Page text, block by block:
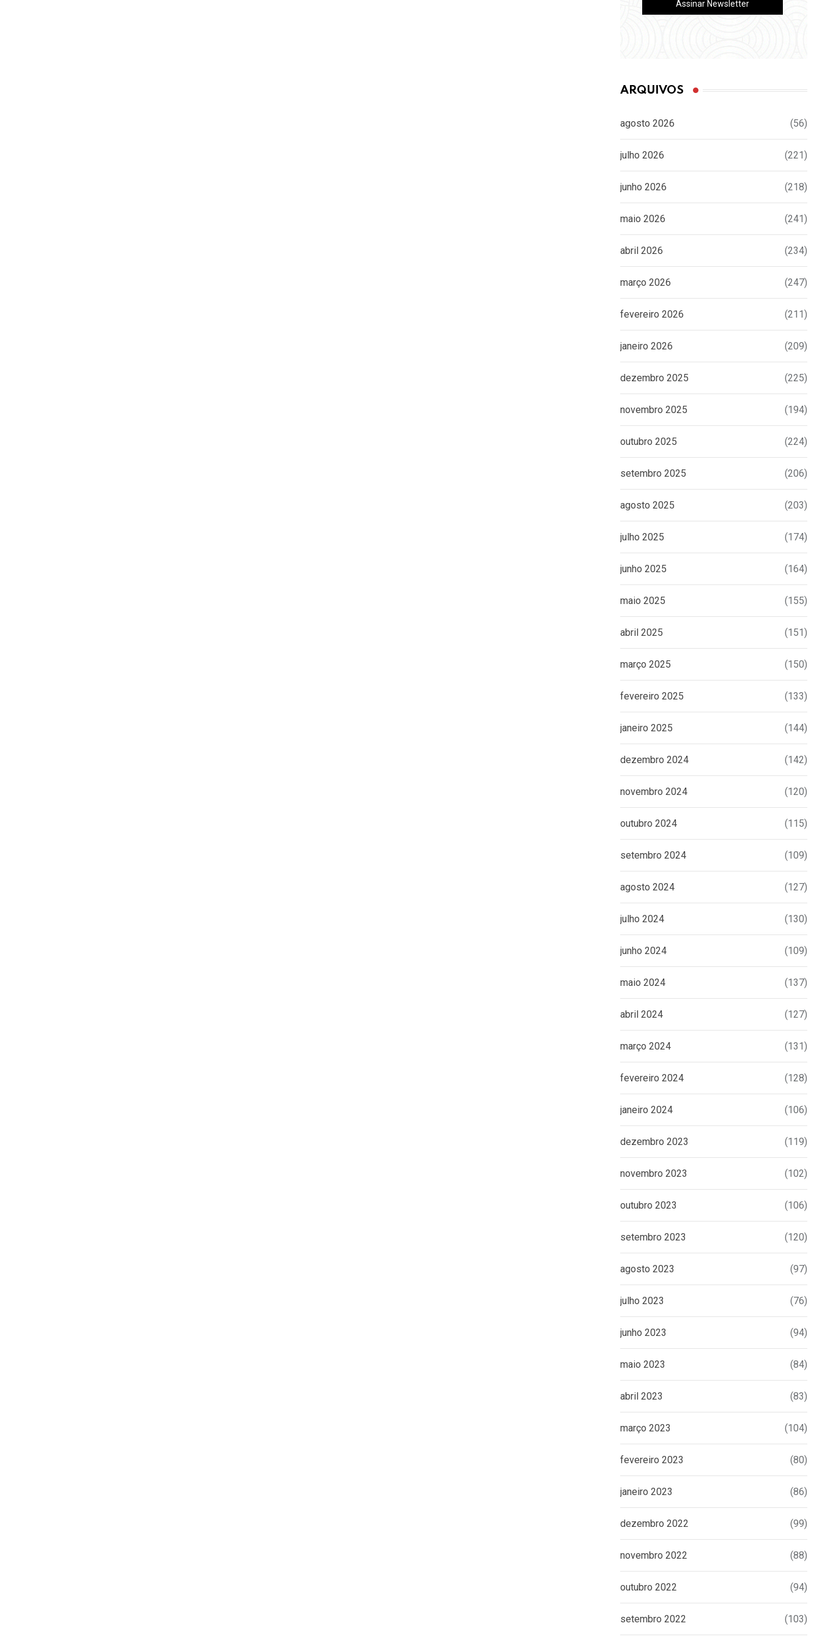
ARQUIVOS
agosto 2026 (56)
julho 2026 (221)
junho 2026 (218)
maio 2026 (241)
abril 2026 (234)
março 2026 (247)
fevereiro 2026 (211)
janeiro 2026 (209)
dezembro 2025 (225)
novembro 2025 (194)
outubro 2025 (224)
setembro 2025 (206)
agosto 2025 (203)
julho 2025 (174)
junho 2025 (164)
maio 2025 (155)
abril 2025 (151)
março 2025 (150)
fevereiro 2025 (133)
janeiro 2025 (144)
dezembro 2024 (142)
novembro 2024 (120)
outubro 2024 (115)
setembro 2024 (109)
agosto 2024 (127)
julho 2024 (130)
junho 2024 (109)
maio 2024 (137)
abril 2024 (127)
março 2024 (131)
fevereiro 2024 (128)
janeiro 2024 (106)
dezembro 2023 (119)
novembro 2023 (102)
outubro 2023 (106)
setembro 2023 (120)
agosto 2023 (97)
julho 2023 (76)
junho 2023 (94)
maio 2023 (84)
abril 2023 (83)
março 2023 (104)
fevereiro 2023 (80)
janeiro 2023 (86)
dezembro 2022 (99)
novembro 2022 (88)
outubro 2022 (94)
setembro 2022 (103)